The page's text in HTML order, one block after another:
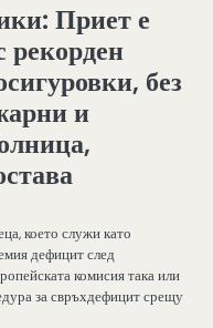
Приет е
без
и
което служи като
дефицит след
комисия така или
за свръхдефицит срещу